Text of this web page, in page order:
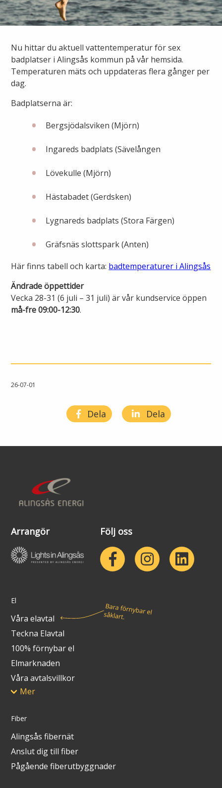
Elmarknaden
Sälj ditt överskott
Ny elanslutning
Ändra anslutning
Ansluta egen elproduktion
Värmepriser och avtalsvillkor
Din fjärrvärmecentral
Anslut dig till fjärrvärme
Byggvärme
Fiber
Alingsås fibernät
Anslut dig till fiber
Ladda elbil
Felanmälan
Bra att ha hemma vid ett strömavbrott
Flyttanmälan
Kundservice
Öppettider
Faktura och betalning
Mina Sidor
VA & Renhållning
Aktuella vattennivåer
Om oss
Kontakta oss
Om Alingsås Energi
Pressrum
Jobba hos oss
Årsredovisning
Integritetsinformation
Tillgänglighetsredogörelse
Nu hittar du aktuell vattentemperatur för sex
badplatser i Alingsås kommun på vår hemsida.
Temperaturen mäts och uppdateras flera gånger per
dag.
Badplatserna är:
Bergsjödalsviken (Mjörn)
Ingareds badplats (Sävelången
Lövekulle (Mjörn)
Hästabadet (Gerdsken)
Lygnareds badplats (Stora Färgen)
Gräfsnäs slottspark (Anten)
Här finns tabell och karta: badtemperaturer i Alingsås
Ändrade öppettider
Vecka 28-31 (6 juli – 31 juli) är vår kundservice öppen
må-fre 09:00-12:30.
26-07-01
Dela Dela
Arrangör Följ oss
El
Våra elavtal
Teckna Elavtal
100% förnybar el
Elmarknaden
Våra avtalsvillkor
Mer
Fiber
Alingsås fibernät
Anslut dig till fiber
Pågående fiberutbyggnader